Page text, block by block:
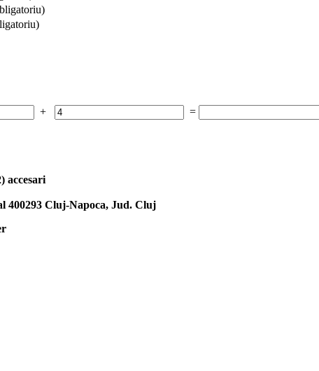
+ =
) accesari
400293 Cluj-Napoca, Jud. Cluj